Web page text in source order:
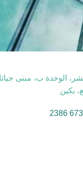
بكين